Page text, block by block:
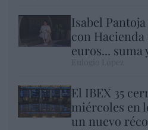
Isabel
con
euros... suma
El IBEX 35
miércoles en
un nuevo